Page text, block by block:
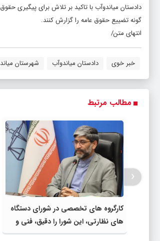
دادستان میاندوآب با تاکید بر تلاش برای پیگیری
گونه تضییع حقوق عامه را گزارش کنند.
انتهای متن/
خبر خوی دادستان میاندوآب شهرستان
مطالب مرتبط
کارگروه های تخصصی در شورای دستگاه
های نظارتی، این شورا را دقیق، فنی و
تخصصی می کند
‹